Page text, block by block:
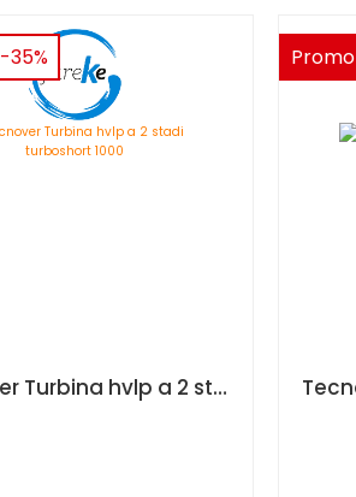
-35%
Tecnover Turbina hvlp a 2 stadi turboshort 1000
Promo